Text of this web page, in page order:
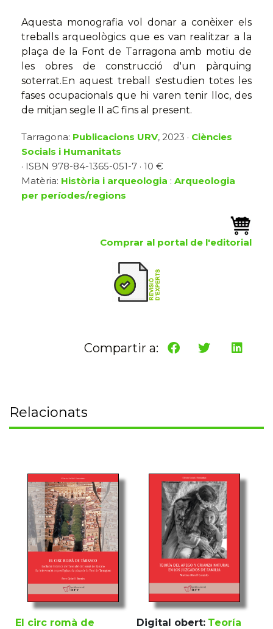
Aquesta monografia vol donar a conèixer els
treballs arqueològics que es van realitzar a la
plaça de la Font de Tarragona amb motiu de
les obres de construcció d'un pàrquing
soterrat.En aquest treball s'estudien totes les
fases ocupacionals que hi varen tenir lloc, des
de mitjan segle II aC fins al present.
Tarragona: Publicacions URV, 2023 · Ciències
Socials i Humanitats
· ISBN 978-84-1365-051-7 · 10 €
Matèria: Història i arqueologia : Arqueologia
per períodes/regions
Comprar al portal de l'editorial
Compartir a:
Relacionats
El circ romà de
Digital obert: Teoría